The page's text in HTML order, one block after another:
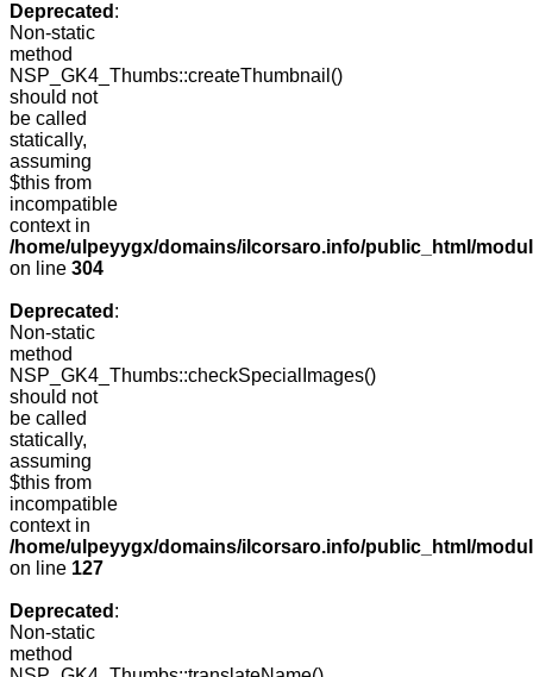
Deprecated :
Non-static
method
NSP_GK4_Thumbs::createThumbnail()
should not
be called
statically,
assuming
$this from
incompatible
context in
/home/ulpeyygx/domains/ilcorsaro.info/public_html/
on line 304
Deprecated :
Non-static
method
NSP_GK4_Thumbs::checkSpecialImages()
should not
be called
statically,
assuming
$this from
incompatible
context in
/home/ulpeyygx/domains/ilcorsaro.info/public_html/
on line 127
Deprecated :
Non-static
method